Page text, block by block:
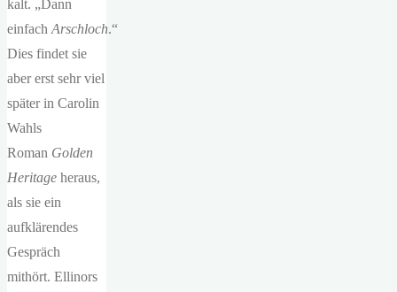
kalt. „Dann
einfach Arschloch.“
Dies findet sie
aber erst sehr viel
später in Carolin
Wahls
Roman Golden
Heritage heraus,
als sie ein
aufklärendes
Gespräch
mithört. Ellinors